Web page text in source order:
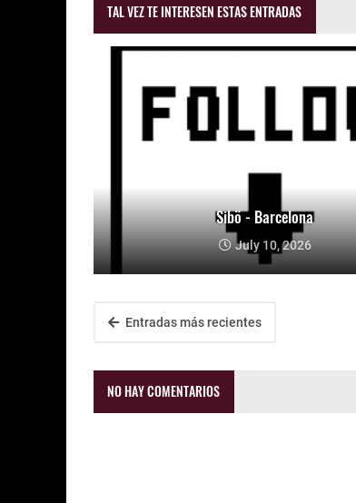
TAL VEZ TE INTERESEN ESTAS ENTRADAS
Sibö - Barcelona
July 10, 2026
Entradas más recientes
NO HAY COMENTARIOS